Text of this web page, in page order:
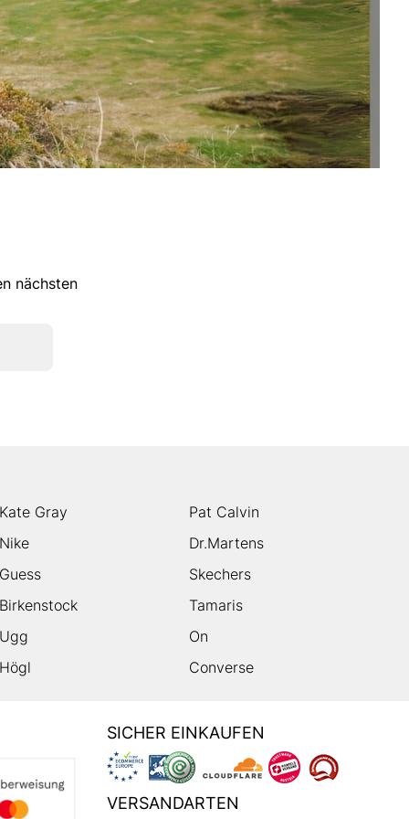
nächsten
Gray
Pat Calvin
Dr.Martens
Skechers
Tamaris
On
Converse
SICHER EINKAUFEN
VERSANDARTEN